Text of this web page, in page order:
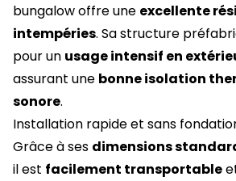
bungalow offre une excellente
intempéries. Sa structure
pour un usage intensif en
assurant une bonne isolation
sonore.
Installation rapide et sans
Grâce à ses dimensions
il est facilement transportable